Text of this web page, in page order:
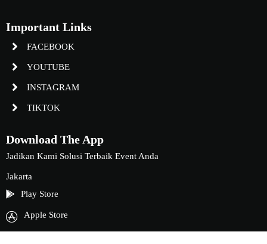
Important Links
FACEBOOK
YOUTUBE
INSTAGRAM
TIKTOK
Download The App
Jadikan Kami Solusi Terbaik Event Anda
Jakarta
Play Store
Apple Store